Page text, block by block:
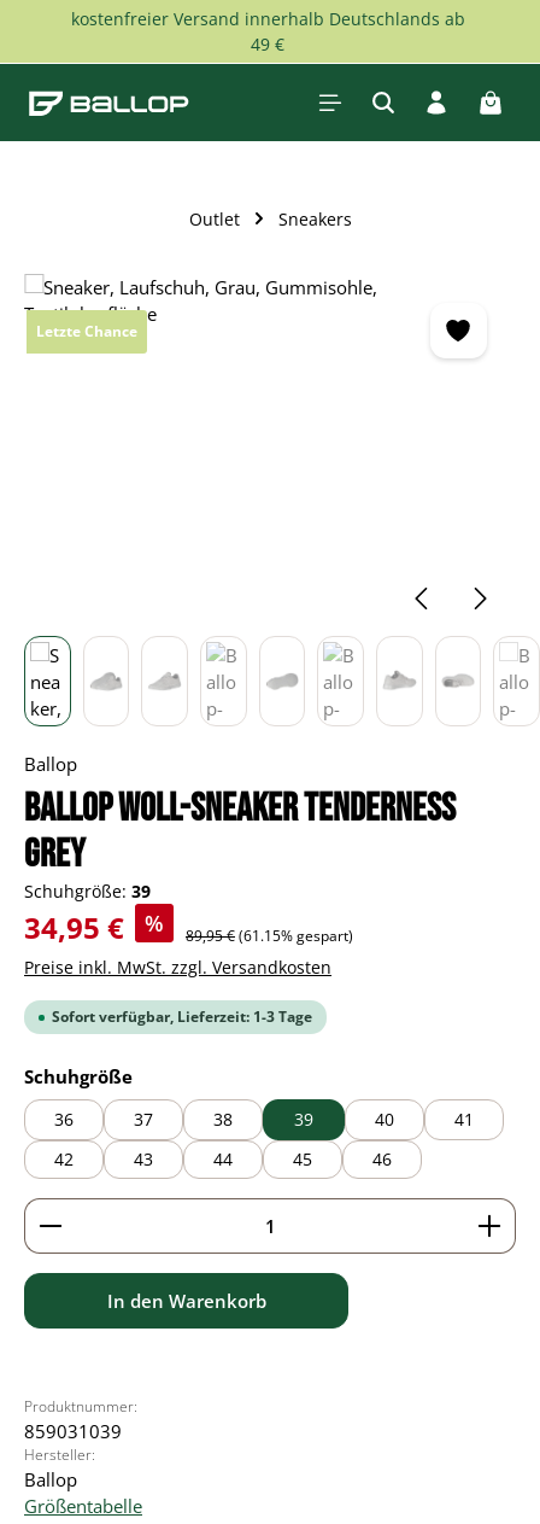
Zum Hauptinhalt springen
kostenfreier Versand innerhalb Deutschlands ab
49 €
Outlet Sneakers
Bildergalerie überspringen
Letzte Chance
Ballop
BALLOP Woll-Sneaker Tenderness
grey
Schuhgröße: 39
Verkaufspreis:
34,95 € % Regulärer Preis:
89,95 €(61.15% gespart)
Preise inkl. MwSt. zzgl. Versandkosten
Sofort verfügbar, Lieferzeit: 1-3 Tage
Schuhgrößeauswählen
36 37 38 39 40
41
42
43 44 45 46
Produkt Anzahl: Gib den gewünschten Wert ein
In den Warenkorb
Produktnummer:
859031039
Hersteller:
Ballop
Größentabelle